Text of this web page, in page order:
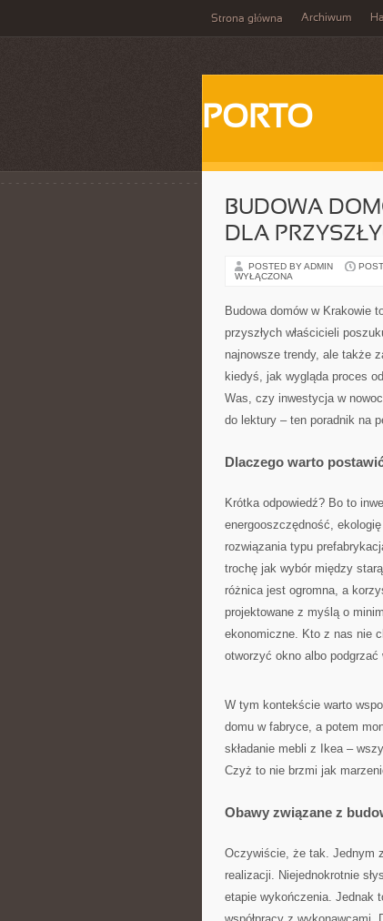
Strona główna Archiwum
PORTO
BUDOWA
DLA
POSTED BY ADMIN
WYŁĄCZONA
Budowa domów w Krakowie
przyszłych właścicieli
najnowsze trendy, ale także
kiedyś, jak wygląda proces
Was, czy inwestycja w
do lektury – ten poradnik na
Dlaczego warto
Krótka odpowiedź? Bo to
energooszczędność,
rozwiązania typu
trochę jak wybór między
różnica jest ogromna, a
projektowane z myślą o
ekonomiczne. Kto z nas nie
otworzyć okno albo podgrzać
W tym kontekście warto
domu w fabryce, a potem
składanie mebli z Ikea –
Czyż to nie brzmi jak
Obawy związane z
Oczywiście, że tak. Jednym
realizacji. Niejednokrotnie
etapie wykończenia. Jednak